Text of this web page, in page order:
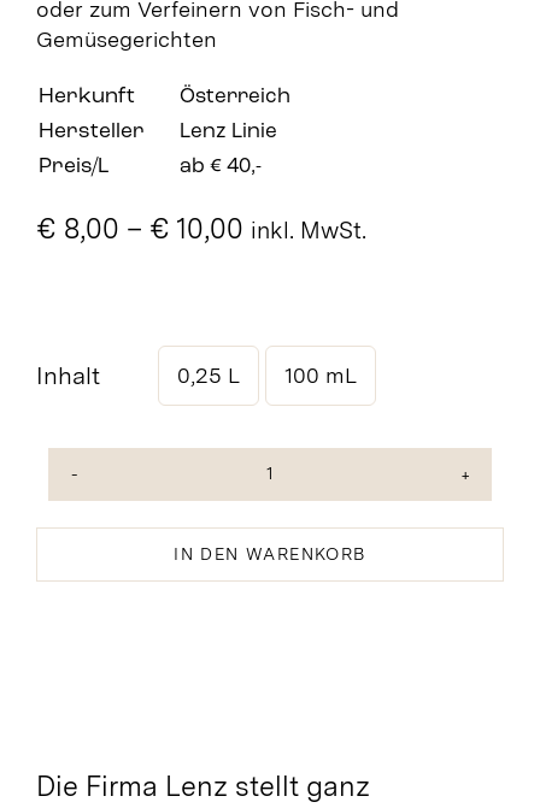
oder zum Verfeinern von Fisch- und
Gemüsegerichten
Herkunft
Österreich
Hersteller
Lenz Linie
Preis/L
ab € 40,-
€ 8,00 – € 10,00Preisspanne:
€ 10,00
inkl. MwSt.
Inhalt 0,25 L 100 mL
Weisser
Bio
Black
IN DEN WARENKORB
Die Firma Lenz stellt ganz